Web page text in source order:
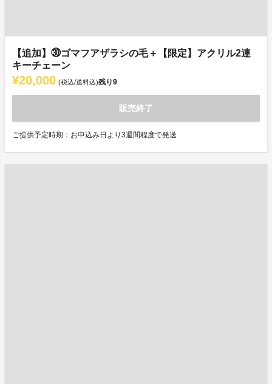
【追加】㉚ゴマフアザラシの毛＋【限定】アクリル2連
キーチェーン
¥20,000 (税込/送料込)残り9
販売終了
ご提供予定時期：お申込み日より3週間程度で発送